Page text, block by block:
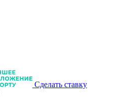
Сделать ставку